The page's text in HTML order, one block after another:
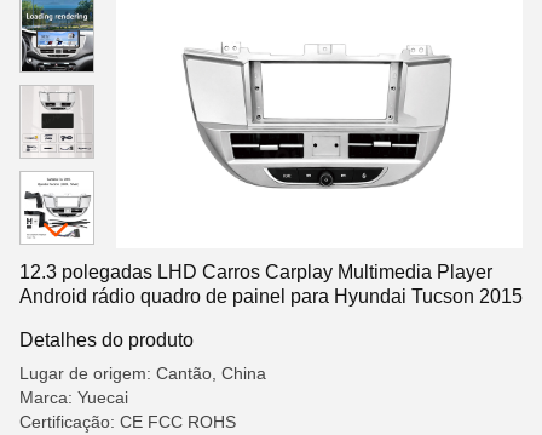
12.3 polegadas LHD Carros Carplay Multimedia Player
Android rádio quadro de painel para Hyundai Tucson 2015
Detalhes do produto
Lugar de origem: Cantão, China
Marca: Yuecai
Certificação: CE FCC ROHS